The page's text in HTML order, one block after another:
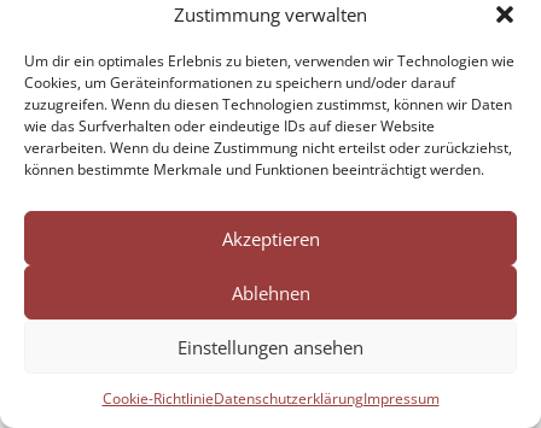
Zustimmung verwalten
Um dir ein optimales Erlebnis zu bieten, verwenden wir Technologien wie
Cookies, um Geräteinformationen zu speichern und/oder darauf
zuzugreifen. Wenn du diesen Technologien zustimmst, können wir Daten
wie das Surfverhalten oder eindeutige IDs auf dieser Website
verarbeiten. Wenn du deine Zustimmung nicht erteilst oder zurückziehst,
können bestimmte Merkmale und Funktionen beeinträchtigt werden.
Akzeptieren
Ablehnen
Einstellungen ansehen
Cookie-RichtlinieDatenschutzerklärungImpressum
Impressum
Datenschutzerklärung
Cookie-Richtlinie (EU)